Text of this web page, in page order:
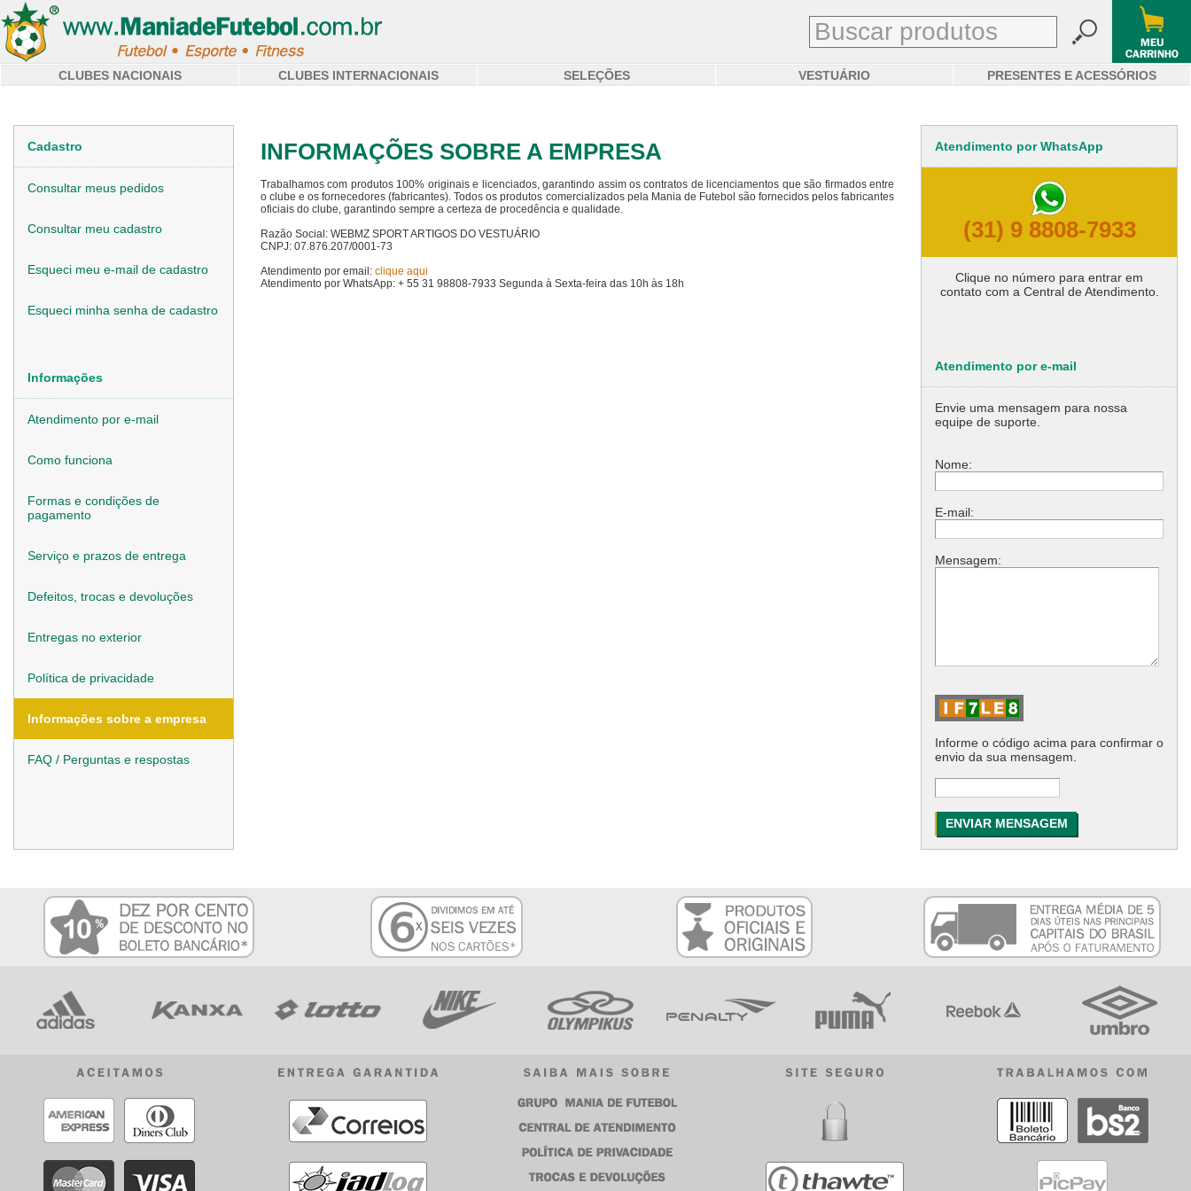
CLUBES NACIONAIS CLUBES INTERNACIONAIS SELEÇÕES VESTUÁRIO PRESENTES E ACESSÓRIOS
Cadastro
Consultar meus pedidos
Consultar meu cadastro
Esqueci meu e-mail de cadastro
Esqueci minha senha de cadastro
Informações
Atendimento por e-mail
Como funciona
Formas e condições de
pagamento
Serviço e prazos de entrega
Defeitos, trocas e devoluções
Entregas no exterior
Política de privacidade
Informações sobre a empresa
FAQ / Perguntas e respostas
INFORMAÇÕES SOBRE A EMPRESA
Trabalhamos com produtos 100% originais e licenciados, garantindo assim os contratos de licenciamentos que são firmados entre
o clube e os fornecedores (fabricantes). Todos os produtos comercializados pela Mania de Futebol são fornecidos pelos fabricantes
oficiais do clube, garantindo sempre a certeza de procedência e qualidade.
Razão Social: WEBMZ SPORT ARTIGOS DO VESTUÁRIO
CNPJ: 07.876.207/0001-73
Atendimento por email: clique aqui
Atendimento por WhatsApp: + 55 31 98808-7933 Segunda à Sexta-feira das 10h às 18h
Atendimento por WhatsApp
(31) 9 8808-7933
Clique no número para entrar em
contato com a Central de Atendimento.
Atendimento por e-mail
Envie uma mensagem para nossa
equipe de suporte.
Nome:
E-mail:
Mensagem:
Informe o código acima para confirmar o
envio da sua mensagem.